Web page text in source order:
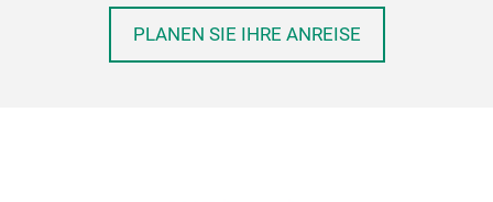
PLANEN SIE IHRE ANREISE